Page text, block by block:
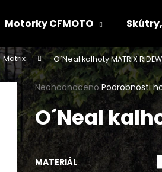
Motorky CFMOTO
Matrix O´Neal kalhoty MATRIX
Průměrné
hodnocení
produktu
je
0,0
z
5
hvězdiček.
Neohodnoceno Podrobnosti
O´Neal
MATERIÁL
najít?
HLEDAT